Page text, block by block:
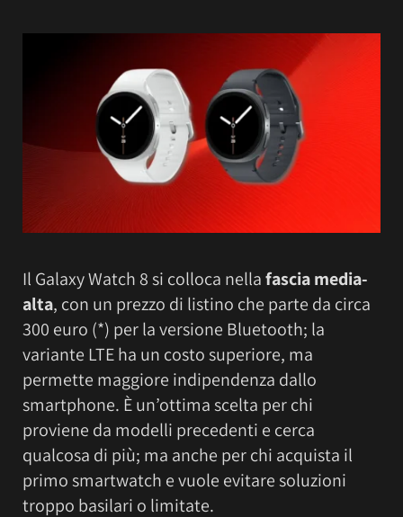
Il Galaxy Watch 8 si colloca nellafascia media-
alta, con un prezzo di listino che parte da circa
300 euro (*) per la versione Bluetooth; la
variante LTE ha un costo superiore, ma
permette maggiore indipendenza dallo
smartphone. È un’ottima scelta per chi
proviene da modelli precedenti e cerca
qualcosa di più; ma anche per chi acquista il
primo smartwatch e vuole evitare soluzioni
troppo basilari o limitate.